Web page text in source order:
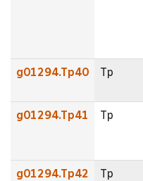
g01294.Tp40 Tp
g01294.Tp41 Tp
g01294.Tp42 Tp